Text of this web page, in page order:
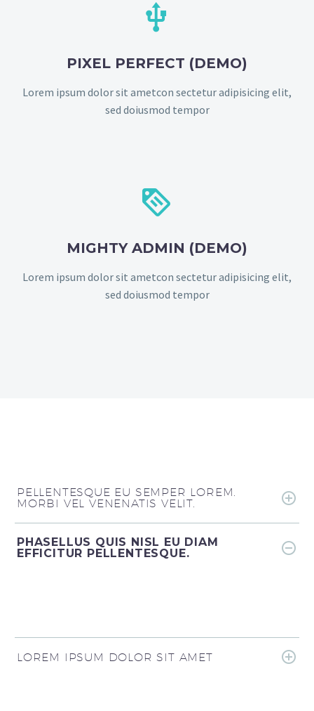


PIXEL PERFECT (DEMO)
Lorem ipsum dolor sit ametcon sectetur adipisicing elit,
sed doiusmod tempor


MIGHTY ADMIN (DEMO)
Lorem ipsum dolor sit ametcon sectetur adipisicing elit,
sed doiusmod tempor
PELLENTESQUE EU SEMPER LOREM.
MORBI VEL VENENATIS VELIT.
PHASELLUS QUIS NISL EU DIAM
EFFICITUR PELLENTESQUE.
LOREM IPSUM DOLOR SIT AMET